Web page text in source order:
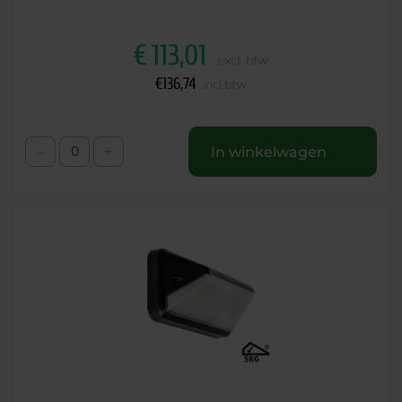
€113,01
€136,74
In winkelwagen